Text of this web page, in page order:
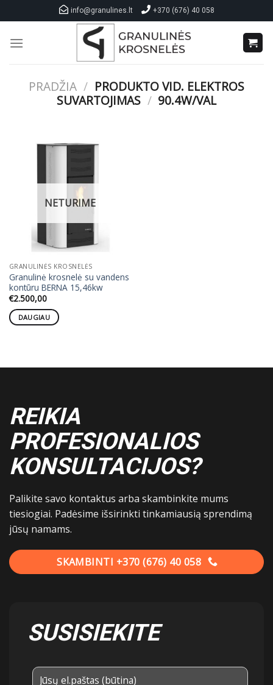
to
content
info@granulines.lt +370 (676) 40 058
PRADŽIA / PRODUKTO VID. ELEKTROS
SUVARTOJIMAS / 90.4W/VAL
NETURIME
GRANULINĖS KROSNELĖS
Granulinė krosnelė su vandens
kontūru BERNA 15,46kw
€2.500,00
DAUGIAU
REIKIA
PROFESIONALIOS
KONSULTACIJOS?
Palikite savo kontaktus arba skambinkite mums
tiesiogiai. Padėsime išsirinkti tinkamiausią sprendimą
jūsų namams.
SKAMBINTI +370 (676) 40 058
SUSISIEKITE